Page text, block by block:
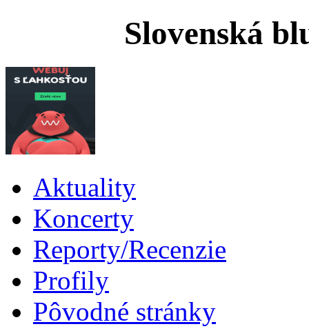
Slovenská
Aktuality
Koncerty
Reporty/Recenzie
Profily
Pôvodné stránky